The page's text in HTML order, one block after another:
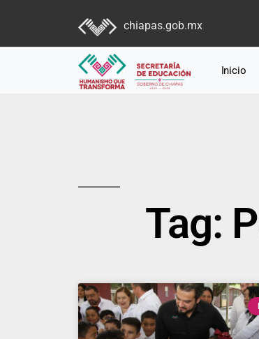
chiapas.gob.mx
Inicio
Tag: